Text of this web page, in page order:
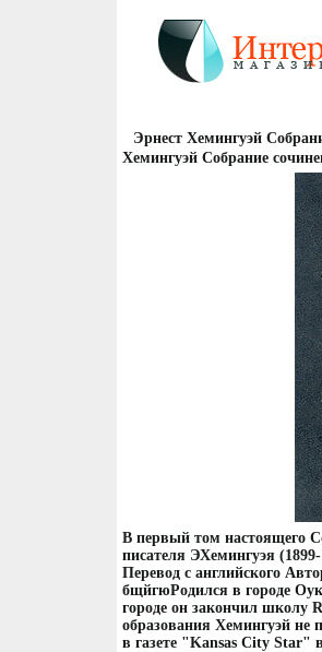
Эрнест Хемингуэй
Хемингуэй Собрание
В первый том настоящего
писателя ЭХемингуэя
Перевод с английского
бщйгюРодился в городе
городе он закончил школу
образования Хемингуэй не
в газете "Kansas City Star"